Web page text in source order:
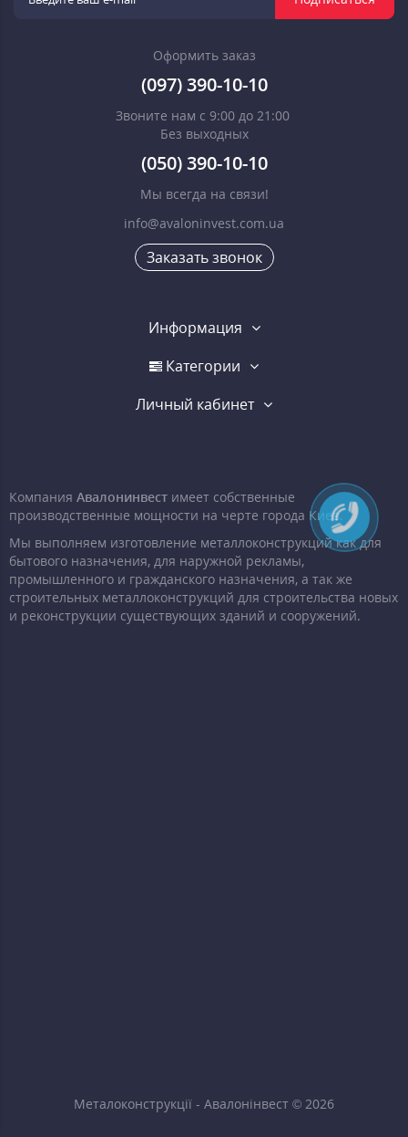
Оформить заказ
(097) 390-10-10
Звоните нам с 9:00 до 21:00
Без выходных
(050) 390-10-10
Мы всегда на связи!
info@avaloninvest.com.ua
Заказать звонок
Информация
Категории
Личный кабинет
Компания Авалонинвест имеет собственные
производственные мощности на черте города Киев.
Мы выполняем изготовление металлоконструкций как для
бытового назначения, для наружной рекламы,
промышленного и гражданского назначения, а так же
строительных металлоконструкций для строительства новых
и реконструкции существующих зданий и сооружений.
Металоконструкції - Авалонінвест © 2026